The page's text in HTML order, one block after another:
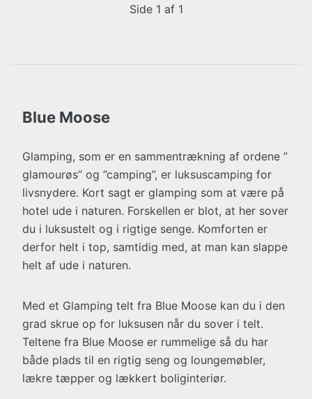
Side 1 af 1
Blue Moose
Glamping, som er en sammentrækning af ordene ”
glamourøs” og ”camping”, er luksuscamping for
livsnydere. Kort sagt er glamping som at være på
hotel ude i naturen. Forskellen er blot, at her sover
du i luksustelt og i rigtige senge. Komforten er
derfor helt i top, samtidig med, at man kan slappe
helt af ude i naturen.
Med et Glamping telt fra Blue Moose kan du i den
grad skrue op for luksusen når du sover i telt.
Teltene fra Blue Moose er rummelige så du har
både plads til en rigtig seng og loungemøbler,
lækre tæpper og lækkert boliginteriør.